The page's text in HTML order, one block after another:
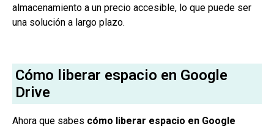
almacenamiento a un precio accesible, lo que puede ser
una solución a largo plazo.
Cómo liberar espacio en Google
Drive
Ahora que sabes cómo liberar espacio en Google